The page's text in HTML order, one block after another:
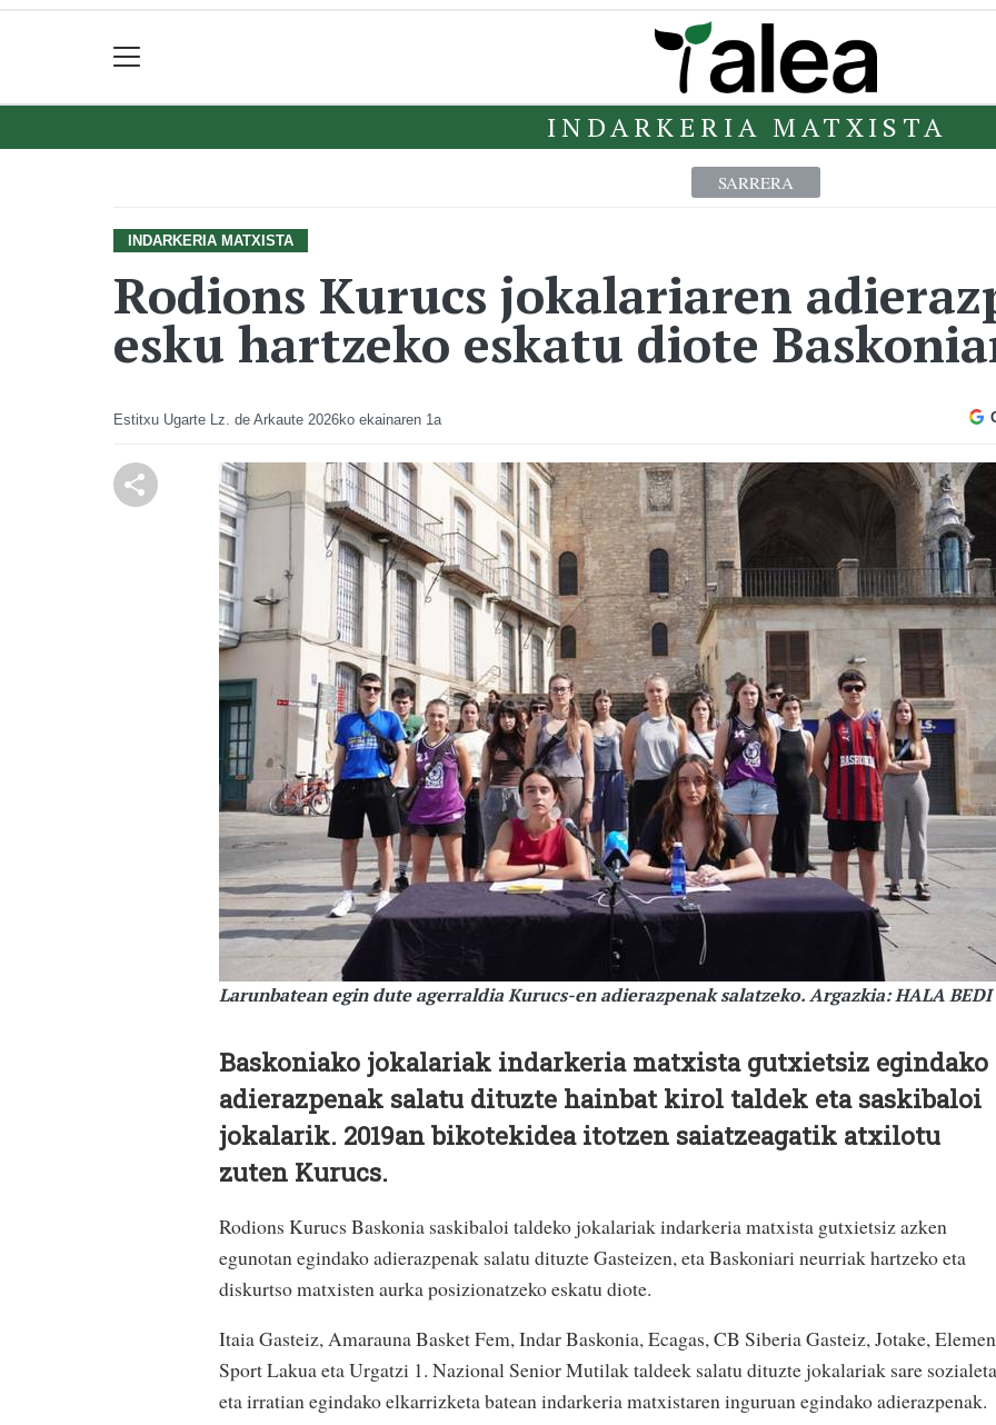
INDARKERIA MATXISTA
SARRERA
INDARKERIA MATXISTA
Rodions Kurucs jokalariaren
esku hartzeko eskatu diote
Estitxu Ugarte Lz. de Arkaute 2026ko ekainaren 1a
Larunbatean egin dute agerraldia Kurucs-en adierazpenak salatzeko. Argazkia: HALA BEDI
Baskoniako jokalariak indarkeria matxista gutxietsiz egindako
adierazpenak salatu dituzte hainbat kirol taldek eta saskibaloi
jokalarik. 2019an bikotekidea itotzen saiatzeagatik atxilotu
zuten Kurucs.
Rodions Kurucs Baskonia saskibaloi taldeko jokalariak indarkeria matxista gutxietsiz azken
egunotan egindako adierazpenak salatu dituzte Gasteizen, eta Baskoniari neurriak hartzeko eta
diskurtso matxisten aurka posizionatzeko eskatu diote.
Itaia Gasteiz, Amarauna Basket Fem, Indar Baskonia, Ecagas, CB Siberia Gasteiz, Jotake,
Sport Lakua eta Urgatzi 1. Nazional Senior Mutilak taldeek salatu dituzte jokalariak sare
eta irratian egindako elkarrizketa batean indarkeria matxistaren inguruan egindako adierazpenak.